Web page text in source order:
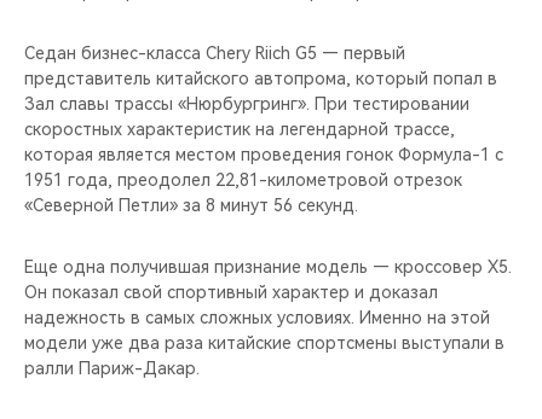
CHERY И СПОРТ
НАШИ МЕРОПРИЯТИЯ
ВИДЕООБЗОРЫ
CHERY ДЛЯ ДЕТЕЙ
Седан бизнес-класса Chery Riich G5 — первый
представитель китайского автопрома, который попал в
Зал славы трассы «Нюрбургринг». При тестировании
скоростных характеристик на легендарной трассе,
которая является местом проведения гонок Формула-1 с
1951 года, преодолел 22,81-километровой отрезок
«Северной Петли» за 8 минут 56 секунд.
Еще одна получившая признание модель — кроссовер X5.
Он показал свой спортивный характер и доказал
надежность в самых сложных условиях. Именно на этой
модели уже два раза китайские спортсмены выступали в
ралли Париж-Дакар.